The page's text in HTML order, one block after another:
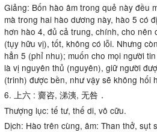
Giảng: Bốn hào âm trong quẻ này đều
mà trong hai hào dương này, hào 5 có
hơn hào 4, đủ cả trung, chính, cho nên
(tụy hữu vị), tốt, không có lỗi. Nhưng
hẳn 5 (phỉ nhu); muốn cho mọi người
là vị nguyên thủ (nguyên), giữ người
(trinh) được bền, như vậy sẽ không hối
6. 上六 : 齎咨, 涕洟, 无咎．
Thượng lục: tế tư, thế di, vô cữu.
Dịch: Hào trên cùng, âm: Than thở, sụt